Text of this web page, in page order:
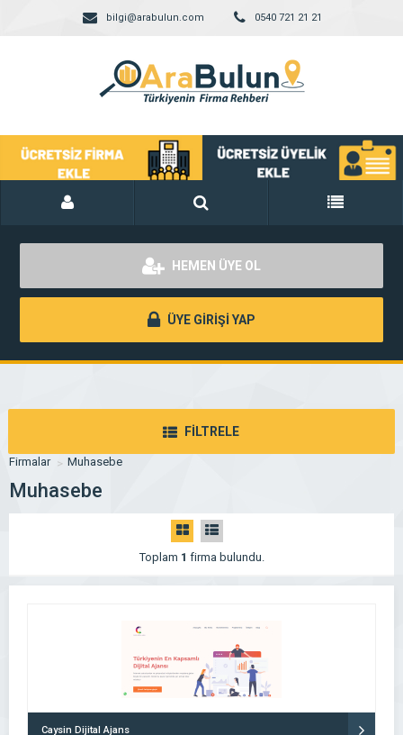
bilgi@arabulun.com 0540 721 21 21
HEMEN ÜYE OL
ÜYE GİRİŞİ YAP
FİLTRELE
Firmalar Muhasebe
Muhasebe
Toplam 1 firma bulundu.
Caysin Dijital Ajans